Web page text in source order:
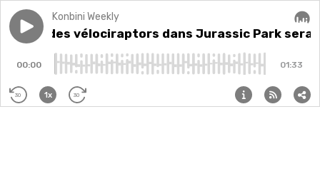
Play episodeLes cris des vélociraptors dans Jurassic Park
Konbini Weekly
cris des vélociraptors dans Jurassic Park
00:00 01:33
30 1x 30